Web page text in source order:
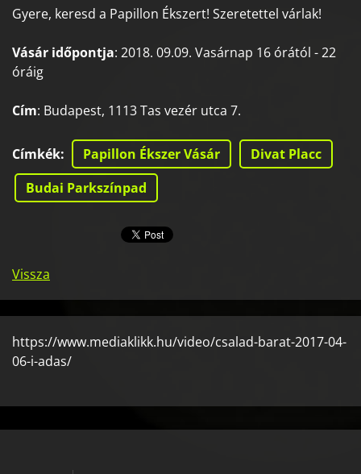
Gyere, keresd a Papillon Ékszert! Szeretettel várlak!
Vásár időpontja: 2018. 09.09. Vasárnap 16 órától - 22
óráig
Cím: Budapest, 1113 Tas vezér utca 7.
Címkék: Papillon Ékszer Vásár
Divat Placc
Budai Parkszínpad
Vissza
https://www.mediaklikk.hu/video/csalad-barat-2017-04-
06-i-adas/